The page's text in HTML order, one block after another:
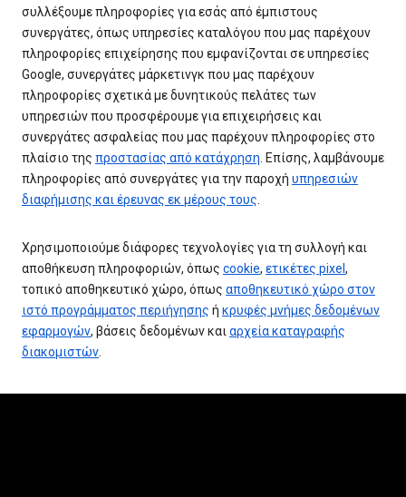
συλλέξουμε πληροφορίες για εσάς από έμπιστους
συνεργάτες, όπως υπηρεσίες καταλόγου που μας παρέχουν
πληροφορίες επιχείρησης που εμφανίζονται σε υπηρεσίες
Google, συνεργάτες μάρκετινγκ που μας παρέχουν
πληροφορίες σχετικά με δυνητικούς πελάτες των
υπηρεσιών που προσφέρουμε για επιχειρήσεις και
συνεργάτες ασφαλείας που μας παρέχουν πληροφορίες στο
πλαίσιο της προστασίας από κατάχρηση . Επίσης, λαμβάνουμε
πληροφορίες από συνεργάτες για την παροχή υπηρεσιών
διαφήμισης και έρευνας εκ μέρους τους
Χρησιμοποιούμε διάφορες τεχνολογίες για τη συλλογή και
αποθήκευση πληροφοριών, όπως cookie, ετικέτες pixel ,
τοπικό αποθηκευτικό χώρο, όπως αποθηκευτικό χώρο στον
ιστό προγράμματος περιήγησης ή κρυφές μνήμες δεδομένων
εφαρμογών, βάσεις δεδομένων και αρχεία καταγραφής
διακομιστών